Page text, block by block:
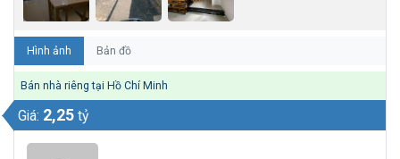
Hình ảnh Bản đồ
Bán nhà riêng tại Hồ Chí Minh
Giá: 2,25 tỷ